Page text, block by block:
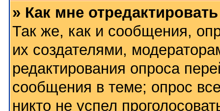
» Как мне
Так же, как и сообщения,
их создателями,
редактирования опроса
сообщения в теме; опрос
никто не успел